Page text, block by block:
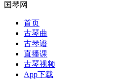
国琴网
首页
古琴曲
古琴谱
直播课
古琴视频
App下载